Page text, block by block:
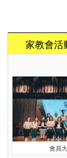
家教會活
會員